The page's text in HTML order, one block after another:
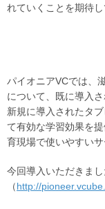
れていくことを期待し
パイオニアVCでは、
について、既に導入
新規に導入されたタ
て有効な学習効果を
育現場で使いやすい
今回導入いただきま
（http://